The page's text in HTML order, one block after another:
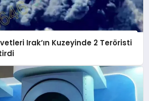
Irak’ın Kuzeyinde 2 Teröristi